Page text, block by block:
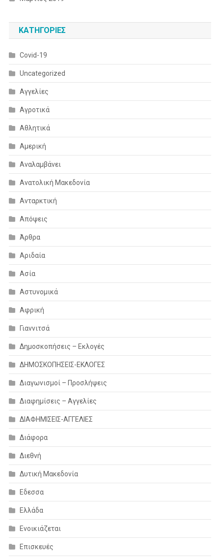
KΑΤΗΓΟΡΊΕΣ
Covid-19
Uncategorized
Αγγελίες
Αγροτικά
Αθλητικά
Αμερική
Αναλαμβάνει
Ανατολική Μακεδονία
Ανταρκτική
Απόψεις
Άρθρα
Αριδαία
Ασία
Αστυνομικά
Αφρική
Γιαννιτσά
Δημοσκοπήσεις – Εκλογές
ΔΗΜΟΣΚΟΠΗΣΕΙΣ-ΕΚΛΟΓΕΣ
Διαγωνισμοί – Προσλήψεις
Διαφημίσεις – Αγγελίες
ΔΙΑΦΗΜΙΣΕΙΣ-ΑΓΓΕΛΙΕΣ
Διάφορα
Διεθνή
Δυτική Μακεδονία
Εδεσσα
Ελλάδα
Ενοικιάζεται
Επισκευές